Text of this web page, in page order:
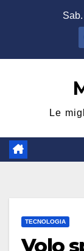
Le
TECNOLOGIA
Volo